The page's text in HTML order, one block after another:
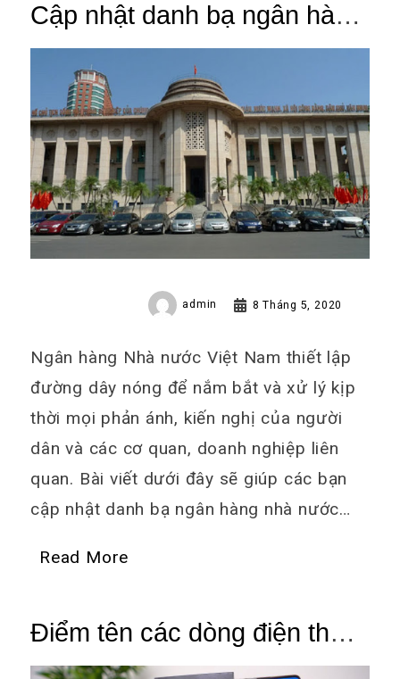
Cập nhật danh bạ ngân hàng
nhà nước Việt Nam mới nhất
năm 2020
admin 8 Tháng 5, 2020
Ngân hàng Nhà nước Việt Nam thiết lập
đường dây nóng để nắm bắt và xử lý kịp
thời mọi phản ánh, kiến nghị của người
dân và các cơ quan, doanh nghiệp liên
quan. Bài viết dưới đây sẽ giúp các bạn
cập nhật danh bạ ngân hàng nhà nước…
Read More
Điểm tên các dòng điện thoại
SamSung mới nhất hiện nay